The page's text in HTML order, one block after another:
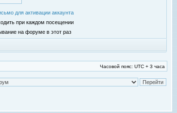
для активации аккаунта
при каждом посещении
на форуме в этот раз
Часовой пояс: UTC + 3 часа